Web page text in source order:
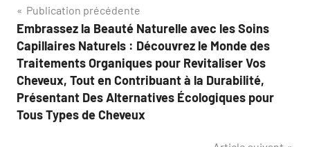
Navigation
de
l’article
Publication précédente
Embrassez la Beauté Naturelle avec les Soins
Capillaires Naturels : Découvrez le Monde des
Traitements Organiques pour Revitaliser Vos
Cheveux, Tout en Contribuant à la Durabilité,
Présentant Des Alternatives Écologiques pour
Tous Types de Cheveux